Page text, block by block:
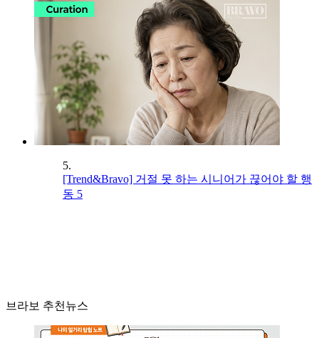
5.
[Trend&Bravo] 거절 못 하는 시니어가 끊어야 할 행
동 5
브라보 추천뉴스